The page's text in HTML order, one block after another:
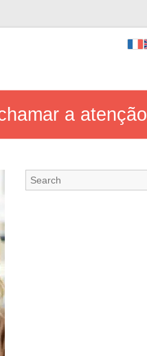
a atenção